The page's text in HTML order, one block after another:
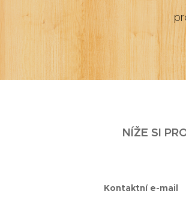
NÍŽE SI
Kontaktní e-mail